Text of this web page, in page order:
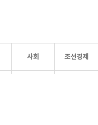
사회 조선경제